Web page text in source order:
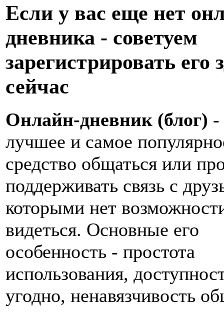
Если у вас еще нет
дневника - советуем
зарегистрировать его
сейчас
Онлайн-дневник (блог) -
лучшее и самое
средство общаться или
поддерживать связь с
которыми нет
видеться. Основные его
особенность - простота
использования,
угодно, ненавязчивость